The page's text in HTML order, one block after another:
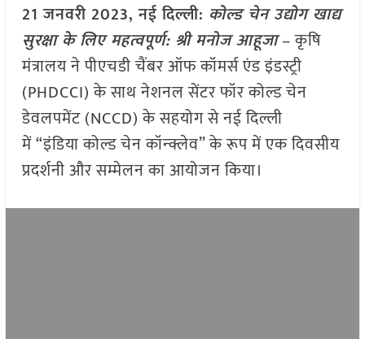
21 जनवरी 2023, नई दिल्ली: कोल्ड चेन उद्योग खाद्य
सुरक्षा के लिए महत्वपूर्ण: श्री मनोज आहूजा– कृषि
मंत्रालय ने पीएचडी चैंबर ऑफ कॉमर्स एंड इंडस्ट्री
(PHDCCI) के साथ नेशनल सेंटर फॉर कोल्ड चेन
डेवलपमेंट (NCCD) के सहयोग से नई दिल्ली
में “इंडिया कोल्ड चेन कॉन्क्लेव” के रूप में एक दिवसीय
प्रदर्शनी और सम्मेलन का आयोजन किया।